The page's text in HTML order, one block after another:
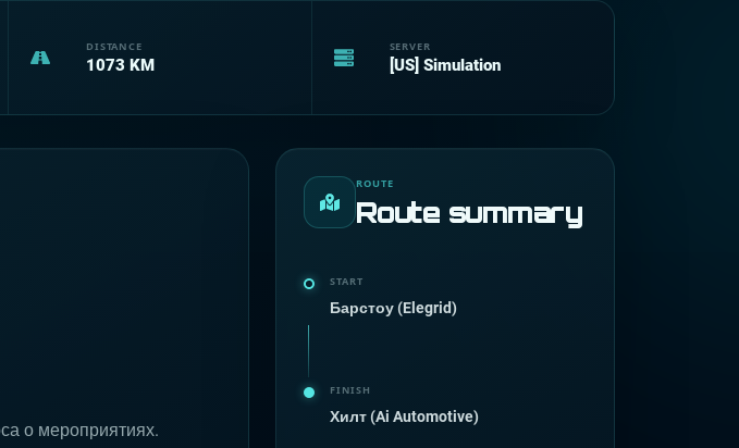
DISTANCE
1073 KM
SERVER
[US] Simulation
о мероприятиях.
ROUTE
Route summary
START
Барстоу (Elegrid)
FINISH
Хилт (Ai Automotive)